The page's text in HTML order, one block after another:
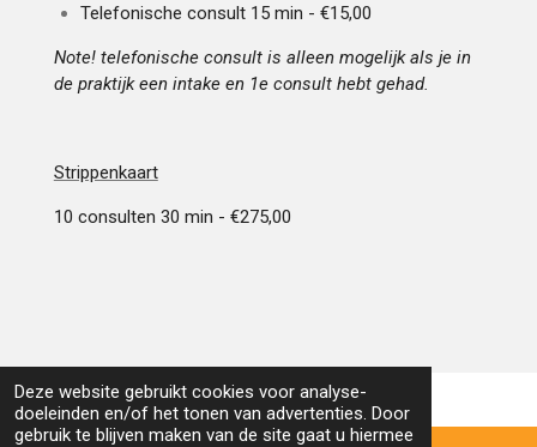
Deze website gebruikt cookies voor analyse-
doeleinden en/of het tonen van advertenties. Door
gebruik te blijven maken van de site gaat u hiermee
Telefonische consult 15 min - €15,00
Note! telefonische consult is alleen mogelijk als je in
de praktijk een intake en 1e consult hebt gehad.
Strippenkaart
10 consulten 30 min - €275,00